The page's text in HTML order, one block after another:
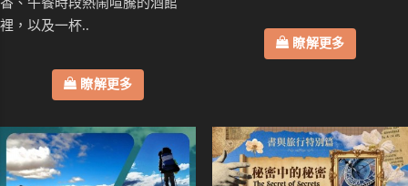
裡，以及一杯..
瞭解更多
瞭解更多